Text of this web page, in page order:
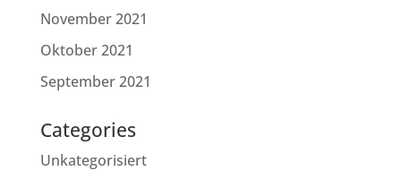
November 2021
Oktober 2021
September 2021
Categories
Unkategorisiert